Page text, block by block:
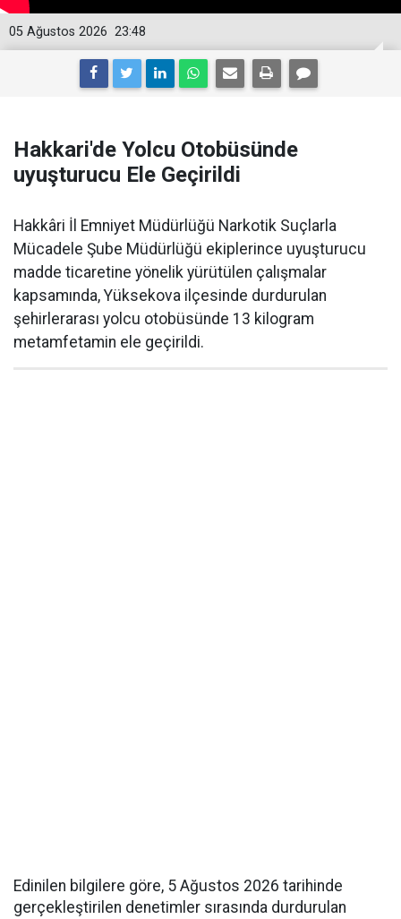
23:48
05 Ağustos 2026
Hakkari'de Yolcu Otobüsünde
uyuşturucu Ele Geçirildi
Hakkâri İl Emniyet Müdürlüğü Narkotik Suçlarla
Mücadele Şube Müdürlüğü ekiplerince uyuşturucu
madde ticaretine yönelik yürütülen çalışmalar
kapsamında, Yüksekova ilçesinde durdurulan
şehirlerarası yolcu otobüsünde 13 kilogram
metamfetamin ele geçirildi.
Edinilen bilgilere göre, 5 Ağustos 2026 tarihinde
gerçekleştirilen denetimler sırasında durdurulan